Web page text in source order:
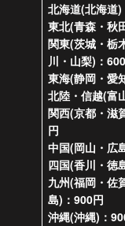
北海道(北海道)
東北(青森・秋
関東(茨城・栃
川・山梨)：
東海(静岡・愛
北陸・信越(富
関西(京都・滋
円
中国(岡山・広
四国(香川・徳
九州(福岡・佐
島)：900円
沖縄(沖縄)：